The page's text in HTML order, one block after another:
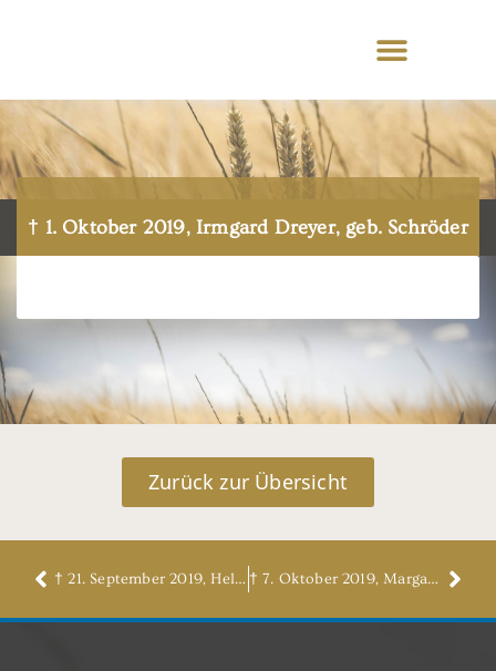
† 1. Oktober 2019, Irmgard Dreyer, geb. Schröder
Zurück zur Übersicht
† 21. September 2019, Helmut Otto † 7. Oktober 2019, Margarethe Cordes